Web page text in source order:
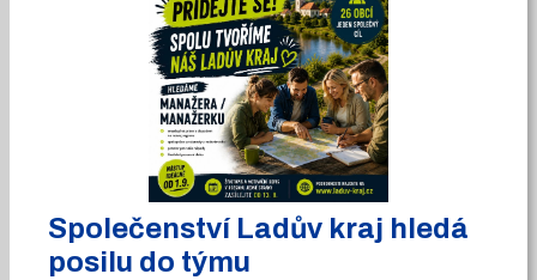
Společenství Ladův kraj hledá
posilu do týmu